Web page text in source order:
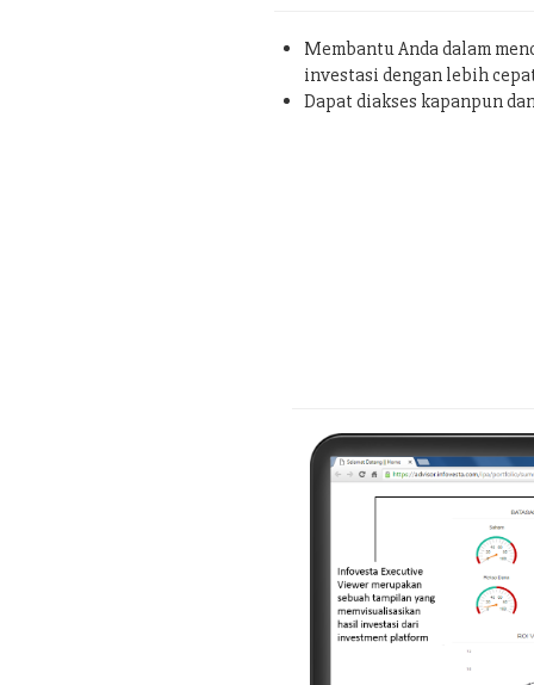
Membantu Anda dalam
investasi dengan lebih
Dapat diakses kapanpun